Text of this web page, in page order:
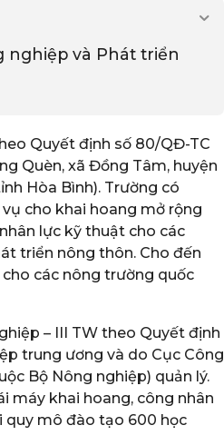
nghiệp và Phát triển
Quyết định số 80/QĐ-TC
Quèn, xã Đồng Tâm, huyện
Hòa Bình). Trường có
cho khai hoang mở rộng
lực kỹ thuật cho các
triển nông thôn. Cho đến
các nông trường quốc
– III TW theo Quyết định
trung ương và do Cục Công
Bộ Nông nghiệp) quản lý.
máy khai hoang, công nhân
quy mô đào tạo 600 học